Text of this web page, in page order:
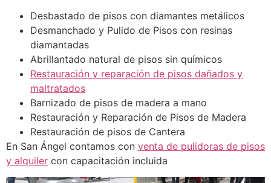
Desbastado de pisos con diamantes metálicos
Desmanchado y Pulido de Pisos con resinas
diamantadas
Abrillantado natural de pisos sin químicos
Restauración y reparación de pisos dañados y
maltratados
Barnizado de pisos de madera a mano
Restauración y Reparación de Pisos de Madera
Restauración de pisos de Cantera
En San Ángel contamos con venta de pulidoras de pisos
y alquiler con capacitación incluida